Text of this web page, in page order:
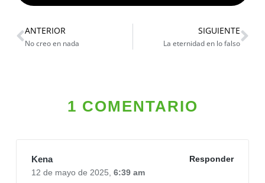
ANTERIOR
No creo en nada
SIGUIENTE
La eternidad en lo falso
1 COMENTARIO
Kena
Responder
12 de mayo de 2025, 6:39 am